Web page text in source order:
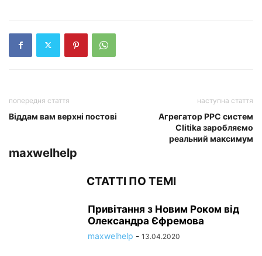
попередня стаття
Віддам вам верхні постові
наступна стаття
Агрегатор PPC систем
Clitika заробляємо
реальний максимум
maxwelhelp
СТАТТІ ПО ТЕМІ
Привітання з Новим Роком від
Олександра Єфремова
maxwelhelp - 13.04.2020